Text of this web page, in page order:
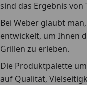
sind das Ergebnis
Bei Weber glaubt
entwickelt, um Ihnen
Grillen zu erleben.
Die Produktpalette
auf Qualität,